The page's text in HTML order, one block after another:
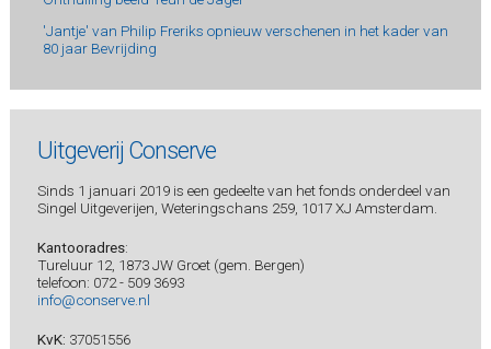
'Jantje' van Philip Freriks opnieuw verschenen in het kader van
80 jaar Bevrijding
Uitgeverij Conserve
Sinds 1 januari 2019 is een gedeelte van het fonds onderdeel van
Singel Uitgeverijen, Weteringschans 259, 1017 XJ Amsterdam.
Kantooradres:
Tureluur 12, 1873 JW Groet (gem. Bergen)
telefoon: 072 - 509 3693
info@conserve.nl
KvK: 37051556